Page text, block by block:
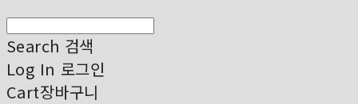
Search 검색
Log In 로그인
Cart장바구니